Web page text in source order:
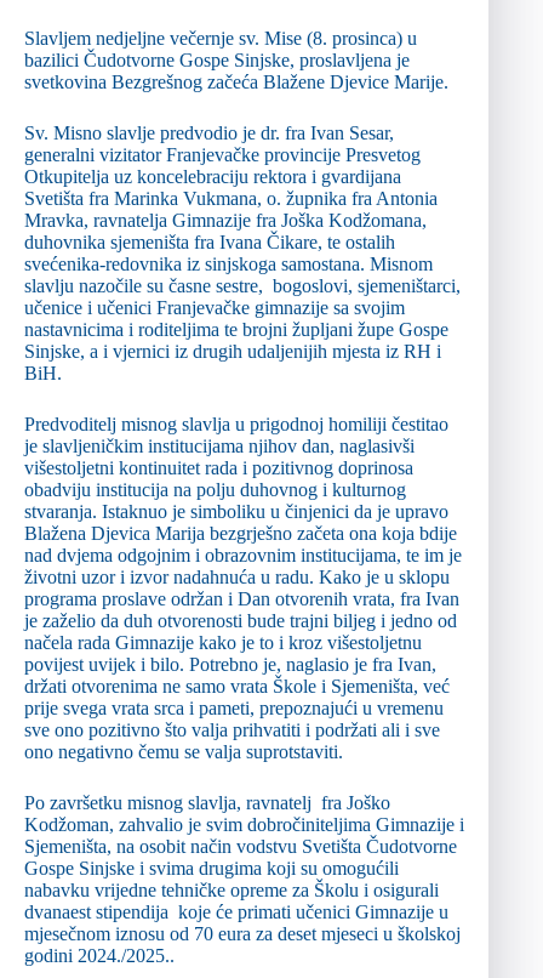
Slavljem nedjeljne večernje sv. Mise (8. prosinca) u
bazilici Čudotvorne Gospe Sinjske, proslavljena je
svetkovina Bezgrešnog začeća Blažene Djevice Marije.
Sv. Misno slavlje predvodio je dr. fra Ivan Sesar,
generalni vizitator Franjevačke provincije Presvetog
Otkupitelja uz koncelebraciju rektora i gvardijana
Svetišta fra Marinka Vukmana, o. župnika fra Antonia
Mravka, ravnatelja Gimnazije fra Joška Kodžomana,
duhovnika sjemeništa fra Ivana Čikare, te ostalih
svećenika-redovnika iz sinjskoga samostana. Misnom
slavlju nazočile su časne sestre, bogoslovi, sjemeništarci,
učenice i učenici Franjevačke gimnazije sa svojim
nastavnicima i roditeljima te brojni župljani župe Gospe
Sinjske, a i vjernici iz drugih udaljenijih mjesta iz RH i
BiH.
Predvoditelj misnog slavlja u prigodnoj homiliji čestitao
je slavljeničkim institucijama njihov dan, naglasivši
višestoljetni kontinuitet rada i pozitivnog doprinosa
obadviju institucija na polju duhovnog i kulturnog
stvaranja. Istaknuo je simboliku u činjenici da je upravo
Blažena Djevica Marija bezgrješno začeta ona koja bdije
nad dvjema odgojnim i obrazovnim institucijama, te im je
životni uzor i izvor nadahnuća u radu. Kako je u sklopu
programa proslave održan i Dan otvorenih vrata, fra Ivan
je zaželio da duh otvorenosti bude trajni biljeg i jedno od
načela rada Gimnazije kako je to i kroz višestoljetnu
povijest uvijek i bilo. Potrebno je, naglasio je fra Ivan,
držati otvorenima ne samo vrata Škole i Sjemeništa, već
prije svega vrata srca i pameti, prepoznajući u vremenu
sve ono pozitivno što valja prihvatiti i podržati ali i sve
ono negativno čemu se valja suprotstaviti.
Po završetku misnog slavlja, ravnatelj fra Joško
Kodžoman, zahvalio je svim dobročiniteljima Gimnazije i
Sjemeništa, na osobit način vodstvu Svetišta Čudotvorne
Gospe Sinjske i svima drugima koji su omogućili
nabavku vrijedne tehničke opreme za Školu i osigurali
dvanaest stipendija koje će primati učenici Gimnazije u
mjesečnom iznosu od 70 eura za deset mjeseci u školskoj
godini 2024./2025..